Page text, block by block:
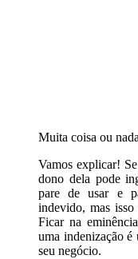
Muita coisa ou
Vamos explicar!
dono dela pode
pare de usar e
indevido, mas
Ficar na
uma indenização
seu negócio.